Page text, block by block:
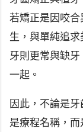
若矯正是因咬
生，與單純追
牙則更常與缺
一起。
因此，不論是
是療程名稱，